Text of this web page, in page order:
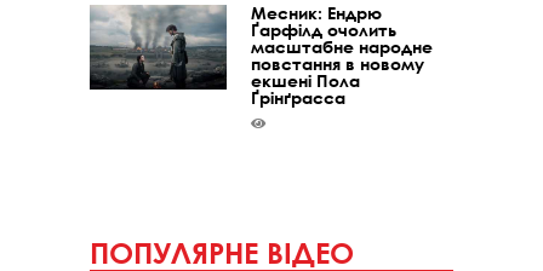
Месник: Ендрю
Ґарфілд очолить
масштабне народне
повстання в новому
екшені Пола
Ґрінґрасса
ПОПУЛЯРНЕ ВІДЕО